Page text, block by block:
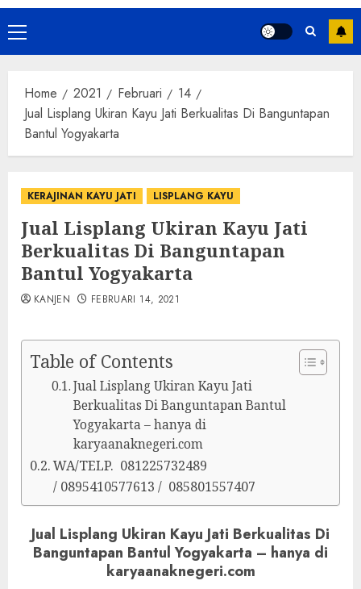
Home 2021 Februari
14
Jual Lisplang Ukiran Kayu Jati Berkualitas Di Banguntapan
Bantul Yogyakarta
KERAJINAN KAYU JATI LISPLANG KAYU
Jual Lisplang Ukiran Kayu Jati
Berkualitas Di Banguntapan
Bantul Yogyakarta
KANJEN FEBRUARI 14, 2021
Table of Contents
Jual Lisplang Ukiran Kayu Jati
Berkualitas Di Banguntapan Bantul
Yogyakarta – hanya di
karyaanaknegeri.com
WA/TELP. 081225732489
/ 0895410577613 / 085801557407
Jual Lisplang Ukiran Kayu Jati Berkualitas Di
Banguntapan Bantul Yogyakarta – hanya di
karyaanaknegeri.com